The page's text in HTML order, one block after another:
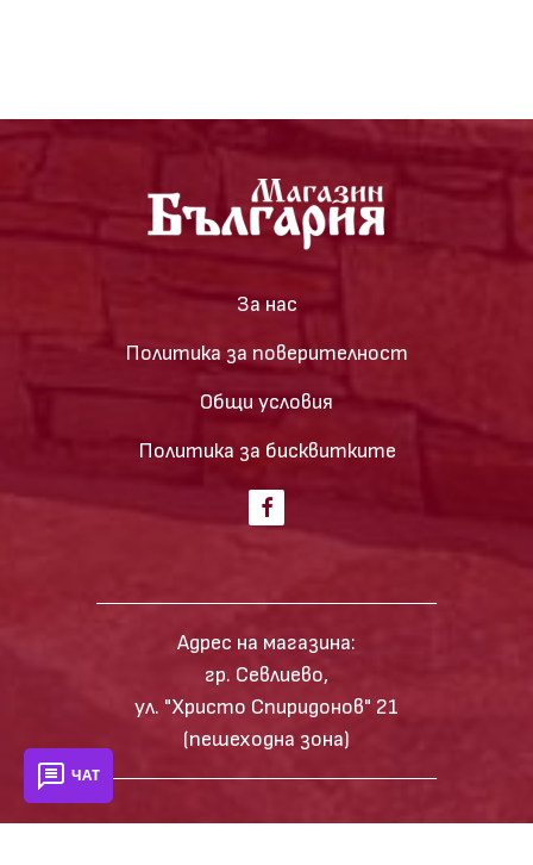
За нас
Политика за поверителност
Общи условия
Политика за бисквитките
Адрес на магазина:
гр. Севлиево,
ул. "Христо Спиридонов" 21
(пешеходна зона)
ЧАТ